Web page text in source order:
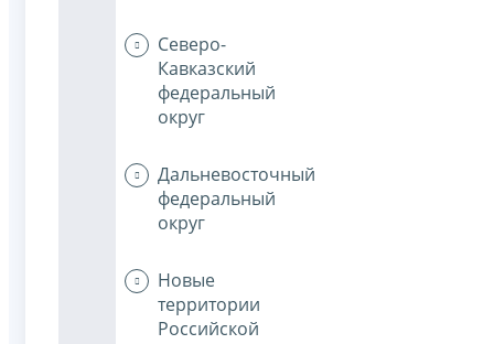
Северо-
Кавказский
федеральный
округ
Дальневосточный
федеральный
округ
Новые
территории
Российской